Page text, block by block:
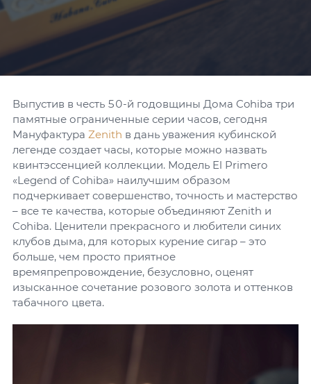
Выпустив в честь 50-й годовщины Дома Cohiba три
памятные ограниченные серии часов, сегодня
Мануфактура Zenith в дань уважения кубинской
легенде создает часы, которые можно назвать
квинтэссенцией коллекции. Модель El Primero
«Legend of Cohiba» наилучшим образом
подчеркивает совершенство, точность и мастерство
– все те качества, которые объединяют Zenith и
Cohiba. Ценители прекрасного и любители синих
клубов дыма, для которых курение сигар – это
больше, чем просто приятное
времяпрепровождение, безусловно, оценят
изысканное сочетание розового золота и оттенков
табачного цвета.